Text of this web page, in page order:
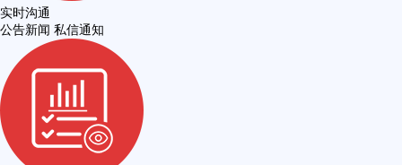
实时沟通
公告新闻 私信通知